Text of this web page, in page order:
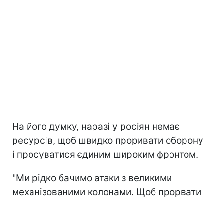
На його думку, наразі у росіян немає
ресурсів, щоб швидко проривати оборону
і просуватися єдиним широким фронтом.
"Ми рідко бачимо атаки з великими
механізованими колонами. Щоб прорвати